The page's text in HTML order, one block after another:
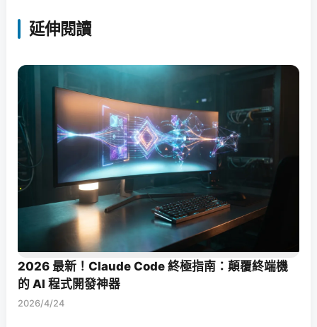
延伸閱讀
2026 最新！Claude Code 終極指南：顛覆終端機
的 AI 程式開發神器
2026/4/24